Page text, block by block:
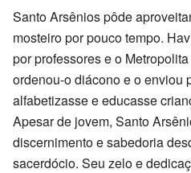
Santo Arsênios pôde
mosteiro por pouco tempo.
por professores e o
ordenou-o diácono e o enviou
alfabetizasse e educasse
Apesar de jovem, Santo
discernimento e sabedoria
sacerdócio. Seu zelo e